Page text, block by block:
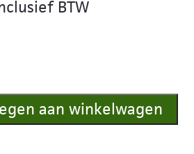
BTW
aan winkelwagen